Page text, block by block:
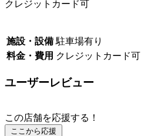
クレジットカード可
施設・設備 駐車場有り
料金・費用 クレジットカード可
ユーザーレビュー
この店舗を応援する！
ここから応援